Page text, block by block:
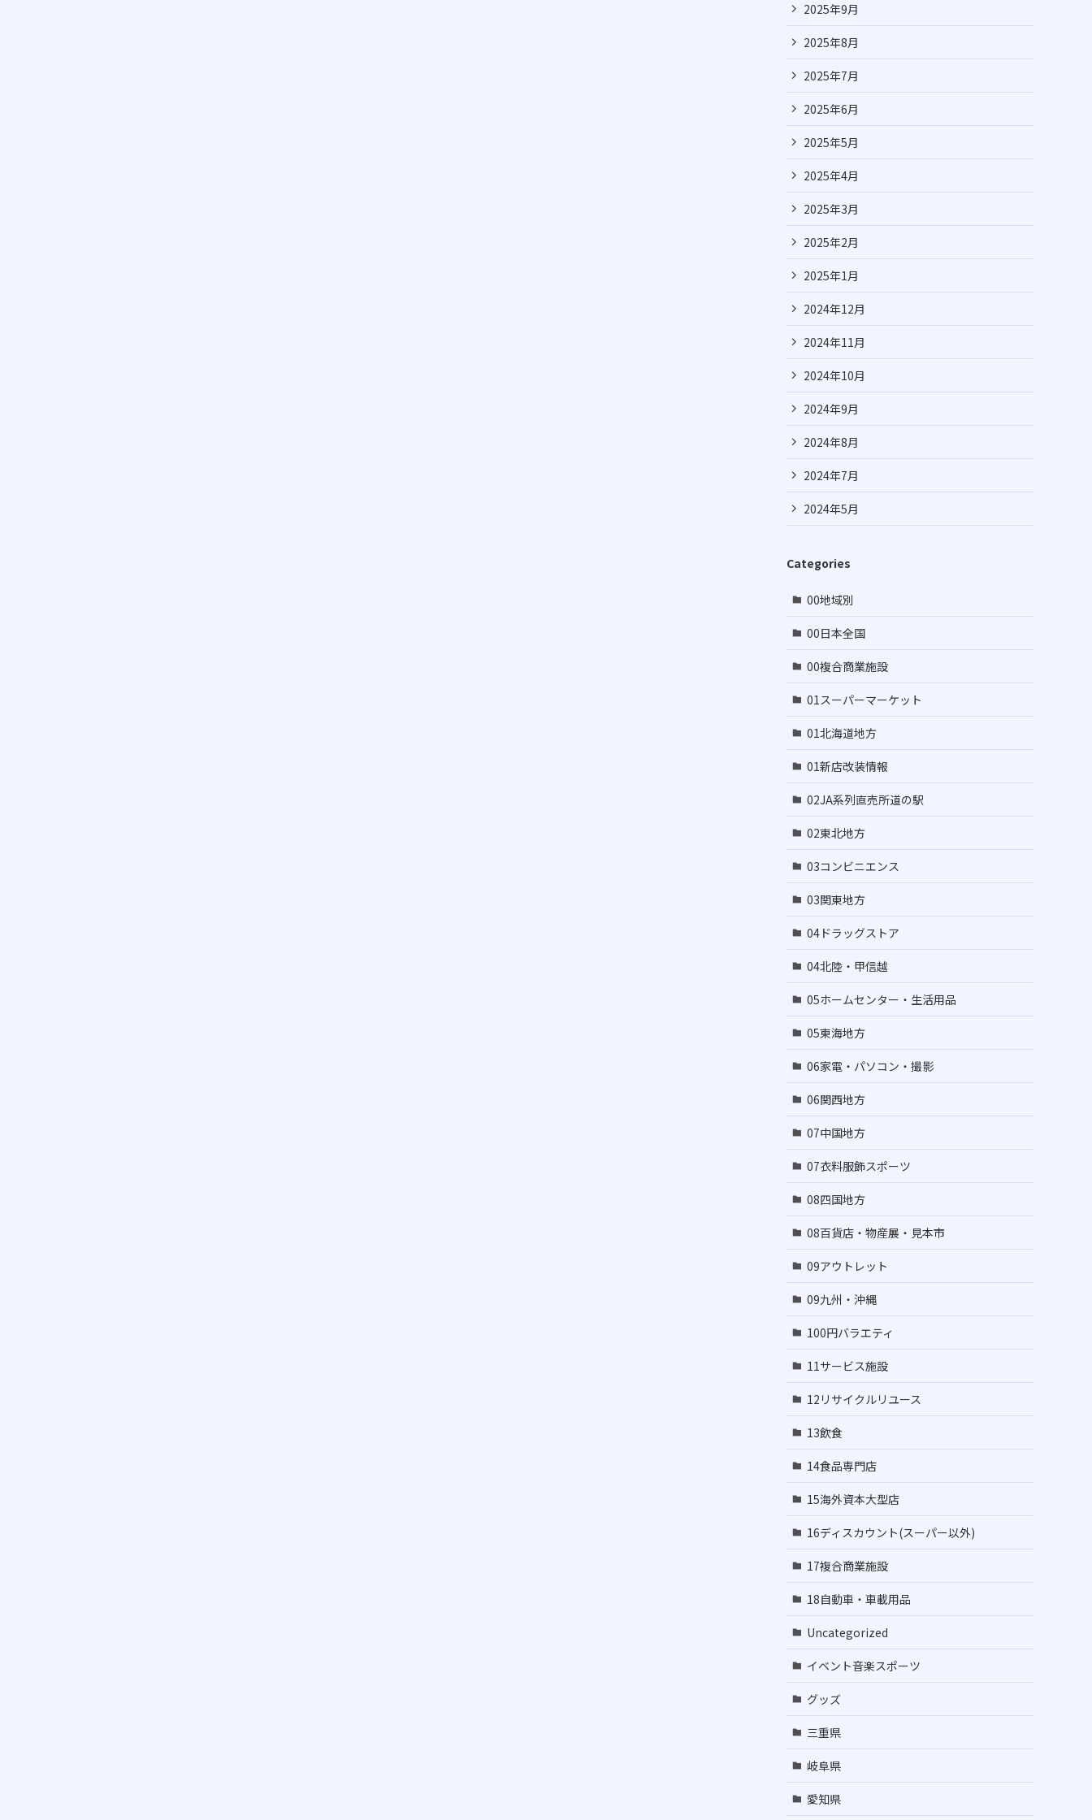
2025年9月
2025年8月
2025年7月
2025年6月
2025年5月
2025年4月
2025年3月
2025年2月
2025年1月
2024年12月
2024年11月
2024年10月
2024年9月
2024年8月
2024年7月
2024年5月
Categories
00地域別
00日本全国
00複合商業施設
01スーパーマーケット
01北海道地方
01新店改装情報
02JA系列直売所道の駅
02東北地方
03コンビニエンス
03関東地方
04ドラッグストア
04北陸・甲信越
05ホームセンター・生活用品
05東海地方
06家電・パソコン・撮影
06関西地方
07中国地方
07衣料服飾スポーツ
08四国地方
08百貨店・物産展・見本市
09アウトレット
09九州・沖縄
100円バラエティ
11サービス施設
12リサイクルリユース
13飲食
14食品専門店
15海外資本大型店
16ディスカウント(スーパー以外)
17複合商業施設
18自動車・車載用品
Uncategorized
イベント音楽スポーツ
グッズ
三重県
岐阜県
愛知県